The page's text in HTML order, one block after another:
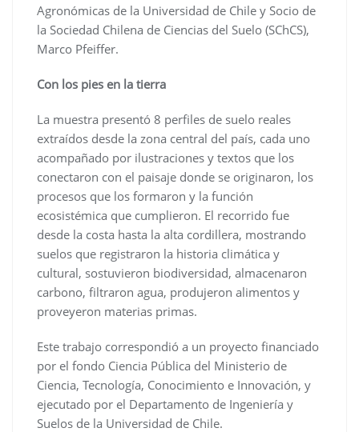
Agronómicas de la Universidad de Chile y Socio de
la Sociedad Chilena de Ciencias del Suelo (SChCS),
Marco Pfeiffer.
Con los pies en la tierra
La muestra presentó 8 perfiles de suelo reales
extraídos desde la zona central del país, cada uno
acompañado por ilustraciones y textos que los
conectaron con el paisaje donde se originaron, los
procesos que los formaron y la función
ecosistémica que cumplieron. El recorrido fue
desde la costa hasta la alta cordillera, mostrando
suelos que registraron la historia climática y
cultural, sostuvieron biodiversidad, almacenaron
carbono, filtraron agua, produjeron alimentos y
proveyeron materias primas.
Este trabajo correspondió a un proyecto financiado
por el fondo Ciencia Pública del Ministerio de
Ciencia, Tecnología, Conocimiento e Innovación, y
ejecutado por el Departamento de Ingeniería y
Suelos de la Universidad de Chile.